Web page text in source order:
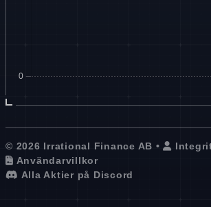
© 2026 Irrational Finance AB •
Användarvillkor
Alla Aktier på Discord